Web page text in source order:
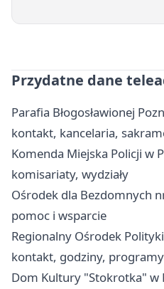
Przydatne dane
Parafia Błogosławionej
kontakt, kancelaria,
Komenda Miejska Policji w
komisariaty, wydziały
Ośrodek dla Bezdomnych
pomoc i wsparcie
Regionalny Ośrodek
kontakt, godziny,
Dom Kultury "Stokrotka" w